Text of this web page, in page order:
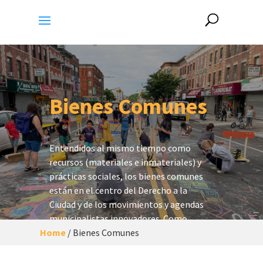
Bienes Comunes
Entendidos al mismo tiempo como
recursos (materiales e inmateriales) y
prácticas sociales, los bienes comunes
están en el centro del Derecho a la
Ciudad y de los movimientos y agendas
municipalistasinnovadores. Como
estrategia, la comunalización
Home/ Bienes Comunes